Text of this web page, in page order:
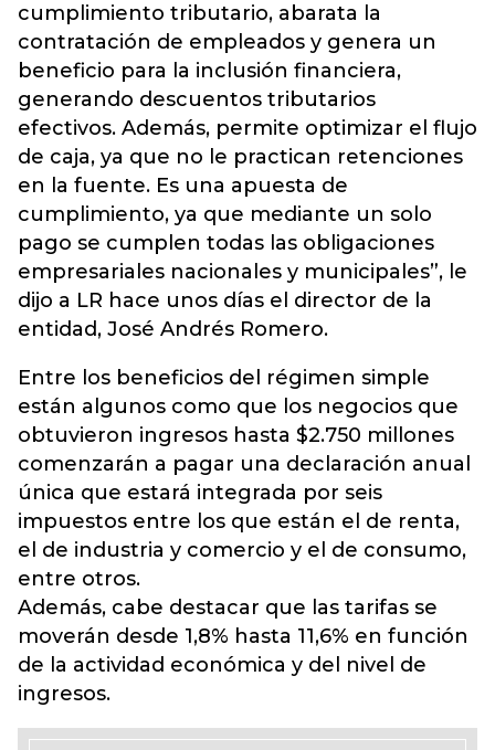
cumplimiento tributario, abarata la
contratación de empleados y genera un
beneficio para la inclusión financiera,
generando descuentos tributarios
efectivos. Además, permite optimizar el flujo
de caja, ya que no le practican retenciones
en la fuente. Es una apuesta de
cumplimiento, ya que mediante un solo
pago se cumplen todas las obligaciones
empresariales nacionales y municipales”, le
dijo a LR hace unos días el director de la
entidad, José Andrés Romero.
Entre los beneficios del régimen simple
están algunos como que los negocios que
obtuvieron ingresos hasta $2.750 millones
comenzarán a pagar una declaración anual
única que estará integrada por seis
impuestos entre los que están el de renta,
el de industria y comercio y el de consumo,
entre otros.
Además, cabe destacar que las tarifas se
moverán desde 1,8% hasta 11,6% en función
de la actividad económica y del nivel de
ingresos.